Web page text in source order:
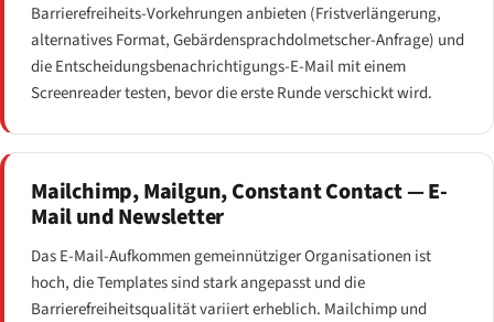
Barrierefreiheits-Vorkehrungen anbieten (Fristverlängerung,
alternatives Format, Gebärdensprachdolmetscher-Anfrage) und
die Entscheidungsbenachrichtigungs-E-Mail mit einem
Screenreader testen, bevor die erste Runde verschickt wird.
Mailchimp, Mailgun, Constant Contact — E-
Mail und Newsletter
Das E-Mail-Aufkommen gemeinnütziger Organisationen ist
hoch, die Templates sind stark angepasst und die
Barrierefreiheitsqualität variiert erheblich. Mailchimp und